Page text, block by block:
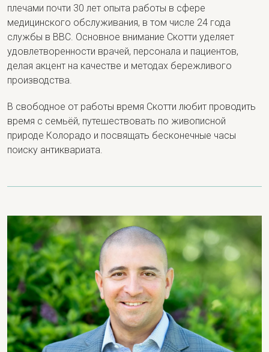
плечами почти 30 лет опыта работы в сфере
медицинского обслуживания, в том числе 24 года
службы в ВВС. Основное внимание Скотти уделяет
удовлетворенности врачей, персонала и пациентов,
делая акцент на качестве и методах бережливого
производства.
В свободное от работы время Скотти любит проводить
время с семьёй, путешествовать по живописной
природе Колорадо и посвящать бесконечные часы
поиску антиквариата.